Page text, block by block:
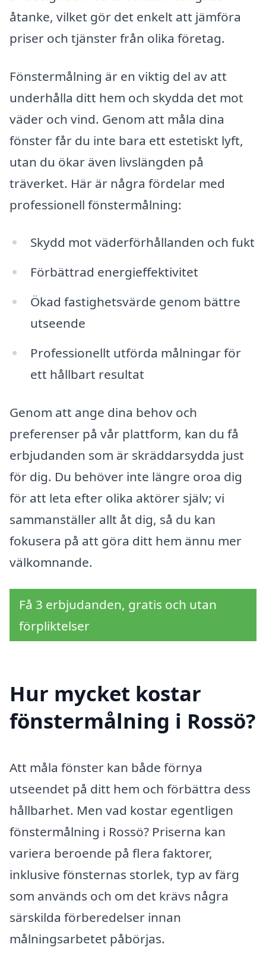
åtanke, vilket gör det enkelt att jämföra
priser och tjänster från olika företag.
Fönstermålning är en viktig del av att
underhålla ditt hem och skydda det mot
väder och vind. Genom att måla dina
fönster får du inte bara ett estetiskt lyft,
utan du ökar även livslängden på
träverket. Här är några fördelar med
professionell fönstermålning:
Skydd mot väderförhållanden och fukt
Förbättrad energieffektivitet
Ökad fastighetsvärde genom bättre
utseende
Professionellt utförda målningar för
ett hållbart resultat
Genom att ange dina behov och
preferenser på vår plattform, kan du få
erbjudanden som är skräddarsydda just
för dig. Du behöver inte längre oroa dig
för att leta efter olika aktörer själv; vi
sammanställer allt åt dig, så du kan
fokusera på att göra ditt hem ännu mer
välkomnande.
Få 3 erbjudanden, gratis och utan
förpliktelser
Hur mycket kostar
fönstermålning i Rossö?
Att måla fönster kan både förnya
utseendet på ditt hem och förbättra dess
hållbarhet. Men vad kostar egentligen
fönstermålning i Rossö? Priserna kan
variera beroende på flera faktorer,
inklusive fönsternas storlek, typ av färg
som används och om det krävs några
särskilda förberedelser innan
målningsarbetet påbörjas.